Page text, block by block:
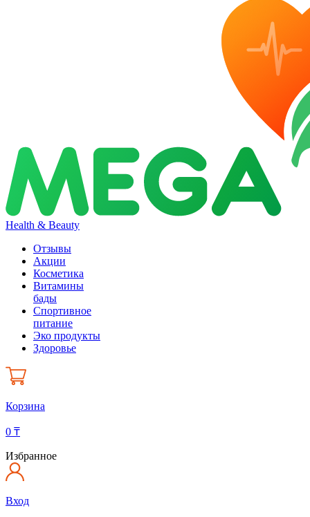
Health & Beauty
Отзывы
Акции
Косметика
Витамины
бады
Спортивное
питание
Эко продукты
Здоровье
Корзина
0 ₸
Избранное
Вход